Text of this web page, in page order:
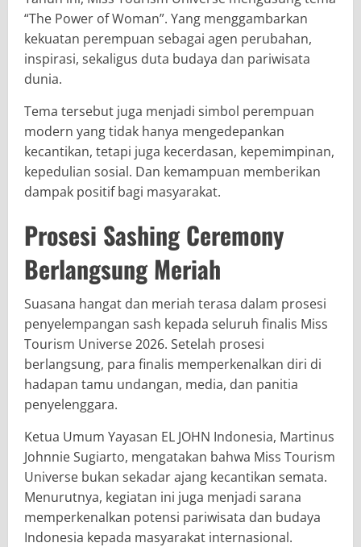
“The Power of Woman”. Yang menggambarkan
kekuatan perempuan sebagai agen perubahan,
inspirasi, sekaligus duta budaya dan pariwisata
dunia.
Tema tersebut juga menjadi simbol perempuan
modern yang tidak hanya mengedepankan
kecantikan, tetapi juga kecerdasan, kepemimpinan,
kepedulian sosial. Dan kemampuan memberikan
dampak positif bagi masyarakat.
Prosesi Sashing Ceremony
Berlangsung Meriah
Suasana hangat dan meriah terasa dalam prosesi
penyelempangan sash kepada seluruh finalis Miss
Tourism Universe 2026. Setelah prosesi
berlangsung, para finalis memperkenalkan diri di
hadapan tamu undangan, media, dan panitia
penyelenggara.
Ketua Umum Yayasan EL JOHN Indonesia, Martinus
Johnnie Sugiarto, mengatakan bahwa Miss Tourism
Universe bukan sekadar ajang kecantikan semata.
Menurutnya, kegiatan ini juga menjadi sarana
memperkenalkan potensi pariwisata dan budaya
Indonesia kepada masyarakat internasional.